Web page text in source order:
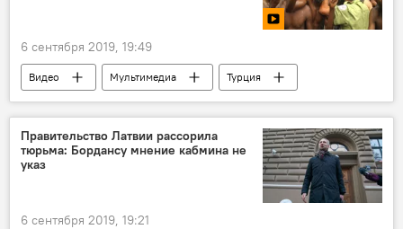
6 сентября 2019, 19:49
Видео Мультимедиа
Турция
Европа
прием беженцев
квоты на прием беженцев
миграционная политика
Правительство Латвии рассорила
тюрьма: Бордансу мнение кабмина не
указ
6 сентября 2019, 19:21